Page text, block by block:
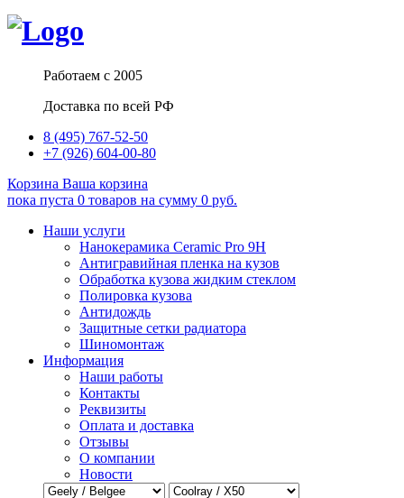
Работаем с 2005
Доставка по всей РФ
8 (495) 767-52-50
+7 (926) 604-00-80
Корзина Ваша корзина
пока пуста 0 товаров на сумму 0 руб.
Наши услуги
Нанокерамика Ceramic Pro 9H
Антигравийная пленка на кузов
Обработка кузова жидким стеклом
Полировка кузова
Антидождь
Защитные сетки радиатора
Шиномонтаж
Информация
Наши работы
Контакты
Реквизиты
Оплата и доставка
Отзывы
О компании
Новости